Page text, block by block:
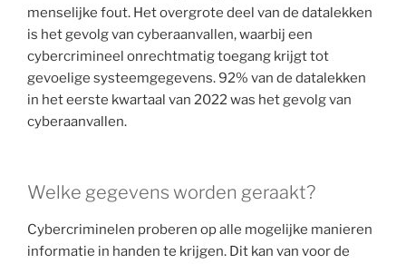
menselijke fout. Het overgrote deel van de datalekken
is het gevolg van cyberaanvallen, waarbij een
cybercrimineel onrechtmatig toegang krijgt tot
gevoelige systeemgegevens. 92% van de datalekken
in het eerste kwartaal van 2022 was het gevolg van
cyberaanvallen.
Welke gegevens worden geraakt?
Cybercriminelen proberen op alle mogelijke manieren
informatie in handen te krijgen. Dit kan van voor de